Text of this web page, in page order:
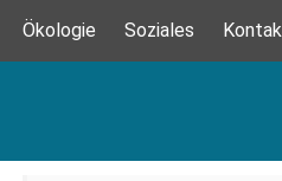
Ökologie Soziales